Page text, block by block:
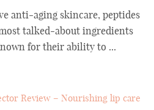
anti-aging skincare, peptides
talked-about ingredients
for their ability to ...
Review – Nourishing lip care